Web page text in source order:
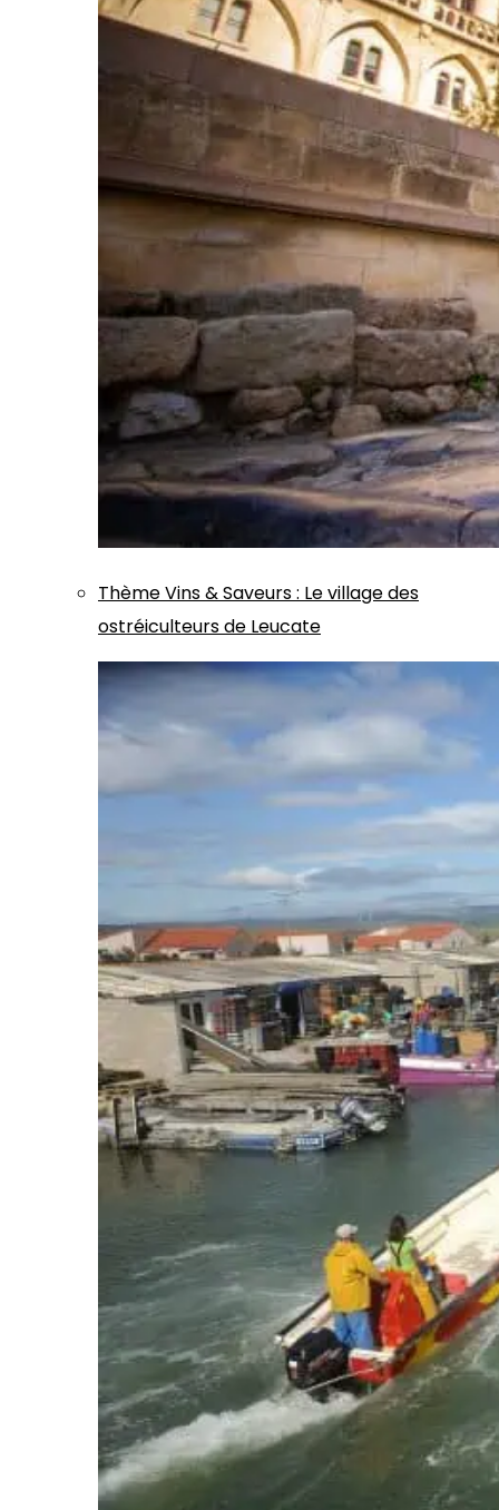
ThèmeVins & Saveurs: Le village des
ostréiculteurs de Leucate